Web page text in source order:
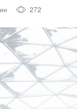
272